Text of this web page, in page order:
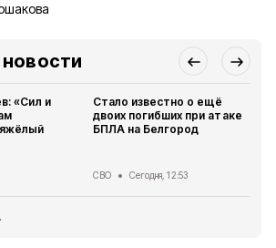
«Сил и
Стало известно о ещё
двоих погибших при атаке
БПЛА на Белгород
СВО Сегодня, 12:53